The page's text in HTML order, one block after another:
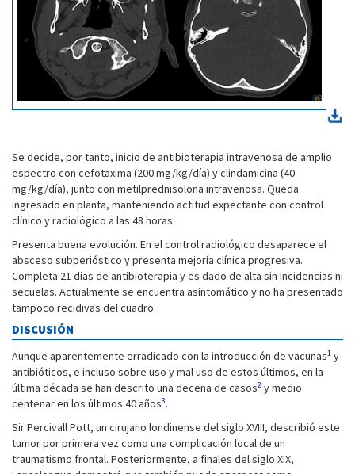
Se decide, por tanto, inicio de antibioterapia intravenosa de amplio
espectro con cefotaxima (200 mg/kg/día) y clindamicina (40
mg/kg/día), junto con metilprednisolona intravenosa. Queda
ingresado en planta, manteniendo actitud expectante con control
clínico y radiológico a las 48 horas.
Presenta buena evolución. En el control radiológico desaparece el
absceso subperióstico y presenta mejoría clínica progresiva.
Completa 21 días de antibioterapia y es dado de alta sin incidencias ni
secuelas. Actualmente se encuentra asintomático y no ha presentado
tampoco recidivas del cuadro.
DISCUSIÓN
Aunque aparentemente erradicado con la introducción de vacunas1 y
antibióticos, e incluso sobre uso y mal uso de estos últimos, en la
última década se han descrito una decena de casos2 y medio
centenar en los últimos 40 años3.
Sir Percivall Pott, un cirujano londinense del siglo XVIII, describió este
tumor por primera vez como una complicación local de un
traumatismo frontal. Posteriormente, a finales del siglo XIX,